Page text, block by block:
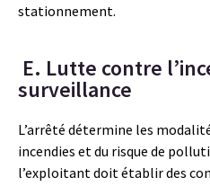
stationnement.
E. Lutte contre
surveillance
L’arrêté détermine les
incendies et du risque de
l’exploitant doit établir des